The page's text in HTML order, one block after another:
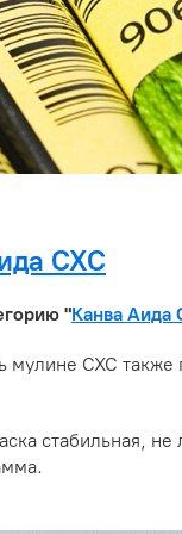
CXC
"Канва Аида
CXC
стабильная, не